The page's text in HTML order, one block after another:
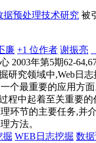
据预处理技术研究 被
廉 +1 位作者 谢振亮
2003年第5期62-
研究领域中,Web日
个最重要的应用方
程中起着至关重要
环节的主要任务,并
方法。
掘 WEB日志挖掘 数